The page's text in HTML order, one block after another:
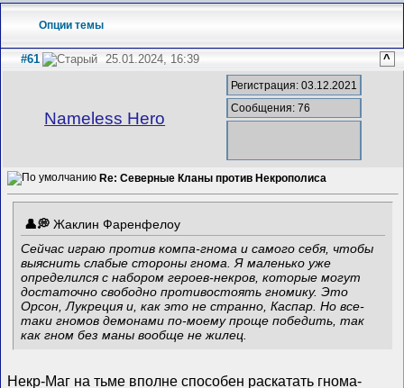
Опции темы
#61 25.01.2024, 16:39 ^
Nameless Hero
Регистрация: 03.12.2021
Сообщения: 76
Re: Северные Кланы против Некрополиса
Жаклин Фаренфелоу
Сейчас играю против компа-гнома и самого себя, чтобы
выяснить слабые стороны гнома. Я маленько уже
определился с набором героев-некров, которые могут
достаточно свободно противостоять гномику. Это
Орсон, Лукреция и, как это не странно, Каспар. Но все-
таки гномов демонами по-моему проще победить, так
как гном без маны вообще не жилец.
Некр-Маг на тьме вполне способен раскатать гнома-